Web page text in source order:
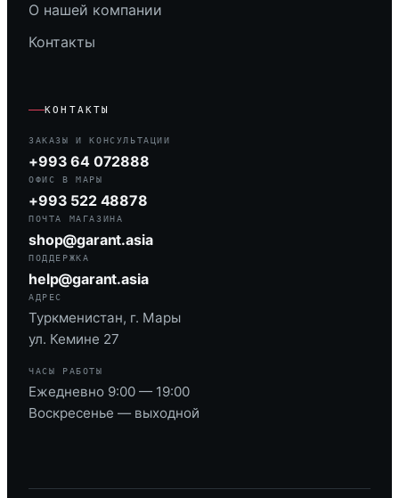
О нашей компании
Контакты
КОНТАКТЫ
ЗАКАЗЫ И КОНСУЛЬТАЦИИ
+993 64 072888
ОФИС В МАРЫ
+993 522 48878
ПОЧТА МАГАЗИНА
shop@garant.asia
ПОДДЕРЖКА
help@garant.asia
АДРЕС
Туркменистан, г. Мары
ул. Кемине 27
ЧАСЫ РАБОТЫ
Ежедневно 9:00 — 19:00
Воскресенье — выходной